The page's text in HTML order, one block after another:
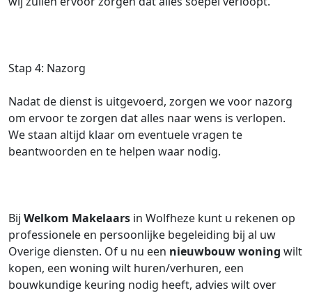
Stap 4: Nazorg
Nadat de dienst is uitgevoerd, zorgen we voor nazorg
om ervoor te zorgen dat alles naar wens is verlopen.
We staan altijd klaar om eventuele vragen te
beantwoorden en te helpen waar nodig.
Bij Welkom Makelaars in Wolfheze kunt u rekenen op
professionele en persoonlijke begeleiding bij al uw
Overige diensten. Of u nu een nieuwbouw woning wilt
kopen, een woning wilt huren/verhuren, een
bouwkundige keuring nodig heeft, advies wilt over